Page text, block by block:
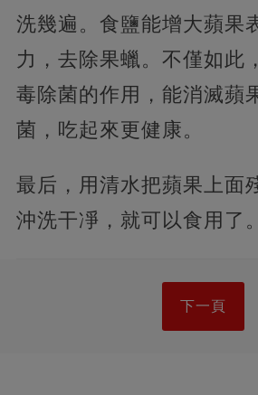
洗幾遍。食鹽能增大蘋果
力，去除果蠟。不僅如此
毒除菌的作用，能消滅蘋
菌，吃起來更健康。
最后，用清水把蘋果上面
沖洗干凈，就可以食用了。
下一頁